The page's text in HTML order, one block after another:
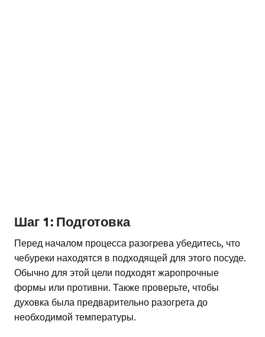
Шаг 1: Подготовка
Перед началом процесса разогрева убедитесь, что
чебуреки находятся в подходящей для этого посуде.
Обычно для этой цели подходят жаропрочные
формы или противни. Также проверьте, чтобы
духовка была предварительно разогрета до
необходимой температуры.